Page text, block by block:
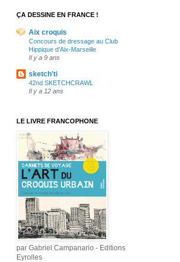
ÇA DESSINE EN FRANCE !
Aix croquis
Concours de dressage au Club
Hippique d'Aix-Marseille
Il y a 9 ans
sketch'ti
42nd SKETCHCRAWL
Il y a 12 ans
LE LIVRE FRANCOPHONE
par Gabriel Campanario - Editions
Eyrolles